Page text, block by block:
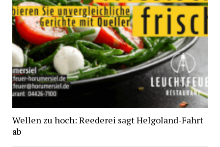
Wellen zu hoch: Reederei sagt Helgoland-Fahrt
ab